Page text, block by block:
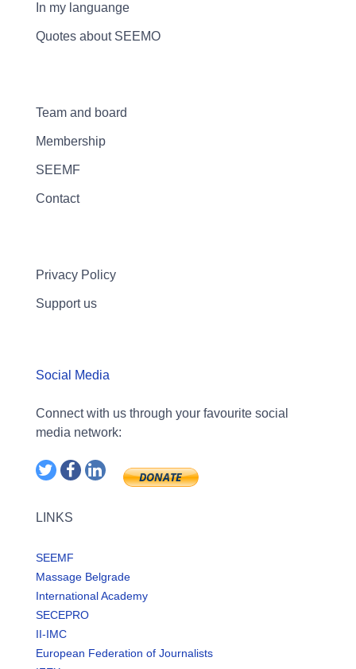
In my languange
Quotes about SEEMO
Team and board
Membership
SEEMF
Contact
Privacy Policy
Support us
Social Media
Connect with us through your favourite social
media network:
LINKS
SEEMF
Massage Belgrade
International Academy
SECEPRO
II-IMC
European Federation of Journalists